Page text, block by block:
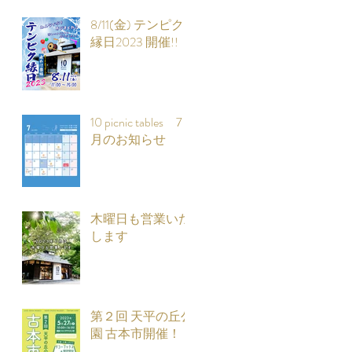
8/11(金) テンピク
縁日2023 開催!!
10 picnic tables 7
月のお知らせ
木曜日も営業いた
します
第２回 天平の丘公
園 古本市開催！